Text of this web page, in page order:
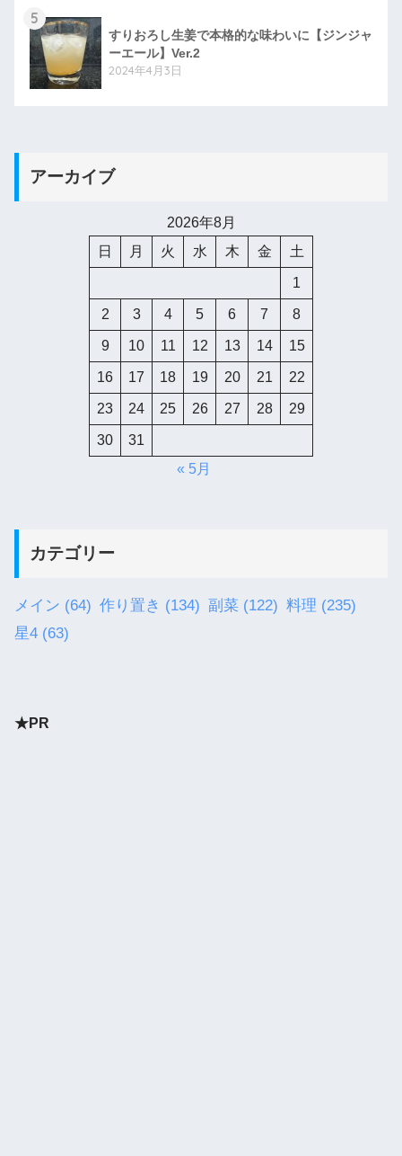
5
すりおろし生姜で本格的な味わいに【ジンジャ
ーエール】Ver.2
2024年4月3日
アーカイブ
2026年8月
日
月 火 水 木 金 土
1
2 3 4 5 6 7 8
9 10 11 12 13 14 15
16 17 18 19 20 21 22
23 24 25 26 27 28 29
30
31
« 5月
カテゴリー
メイン (64) 作り置き (134) 副菜 (122) 料理 (235)
星4 (63)
★PR